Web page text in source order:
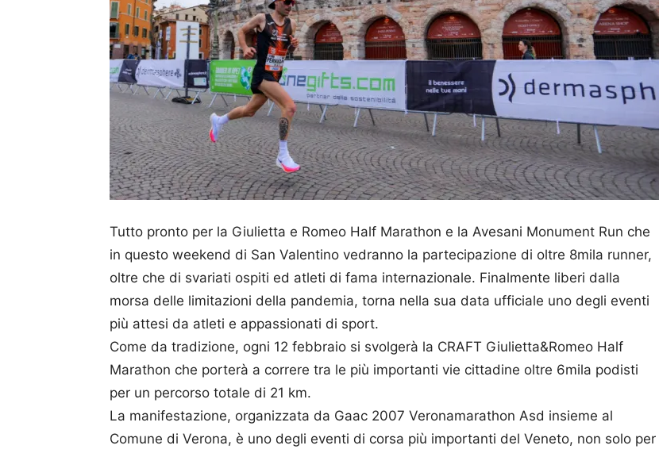
Tutto pronto per la Giulietta e Romeo Half Marathon e la Avesani Monument Run che
in questo weekend di San Valentino vedranno la partecipazione di oltre 8mila runner,
oltre che di svariati ospiti ed atleti di fama internazionale. Finalmente liberi dalla
morsa delle limitazioni della pandemia, torna nella sua data ufficiale uno degli eventi
più attesi da atleti e appassionati di sport.
Come da tradizione, ogni 12 febbraio si svolgerà la CRAFT Giulietta&Romeo Half
Marathon che porterà a correre tra le più importanti vie cittadine oltre 6mila podisti
per un percorso totale di 21 km.
La manifestazione, organizzata da Gaac 2007 Veronamarathon Asd insieme al
Comune di Verona, è uno degli eventi di corsa più importanti del Veneto, non solo per